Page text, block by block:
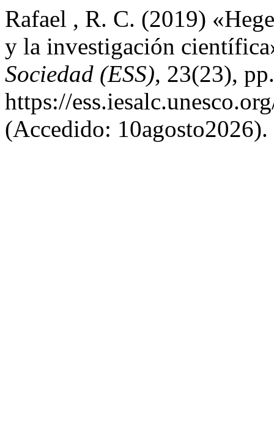
Rafael , R. C. (2019)
y la investigación
Sociedad (ESS), 23(23),
https://
(Accedido: 10agosto2026).